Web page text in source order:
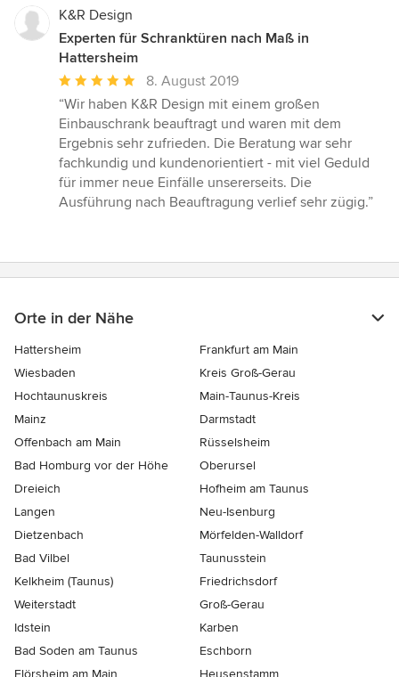
K&R Design
Experten für Schranktüren nach Maß in
Hattersheim
Durchschnittliche
Bewertung:
5
von
5
Sternen
8. August 2019
“Wir haben K&R Design mit einem großen
Einbauschrank beauftragt und waren mit dem
Ergebnis sehr zufrieden. Die Beratung war sehr
fachkundig und kundenorientiert - mit viel Geduld
für immer neue Einfälle unsererseits. Die
Ausführung nach Beauftragung verlief sehr zügig.”
Orte in der Nähe
Hattersheim
Frankfurt am Main
Wiesbaden
Kreis Groß-Gerau
Hochtaunuskreis
Main-Taunus-Kreis
Mainz
Darmstadt
Offenbach am Main
Rüsselsheim
Bad Homburg vor der Höhe
Oberursel
Dreieich
Hofheim am Taunus
Langen
Neu-Isenburg
Dietzenbach
Mörfelden-Walldorf
Bad Vilbel
Taunusstein
Kelkheim (Taunus)
Friedrichsdorf
Weiterstadt
Groß-Gerau
Idstein
Karben
Bad Soden am Taunus
Eschborn